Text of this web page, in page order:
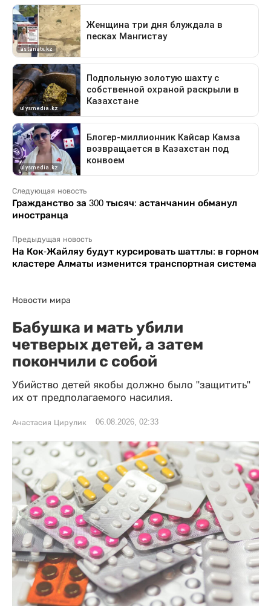
Следующая новость
Гражданство за 300 тысяч: астанчанин обманул
иностранца
Предыдущая новость
На Кок-Жайляу будут курсировать шаттлы: в горном
кластере Алматы изменится транспортная система
Новости мира
Бабушка и мать убили
четверых детей, а затем
покончили с собой
Убийство детей якобы должно было "защитить"
их от предполагаемого насилия.
Анастасия Цирулик 06.08.2026, 02:33